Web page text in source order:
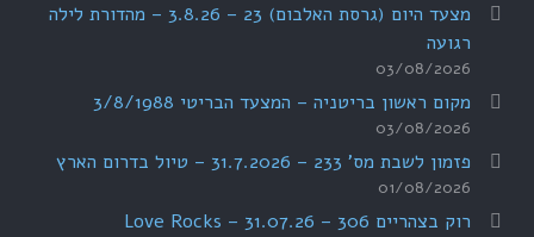
מצעד היום (גרסת האלבום) 23 – 3.8.26 – מהדורת לילה
רגועה
03/08/2026
מקום ראשון בריטניה – המצעד הבריטי 3/8/1988
03/08/2026
פזמון לשבת מס' 233 – 31.7.2026 – טיול בדרום הארץ
01/08/2026
רוק בצהריים 306 – 31.07.26 – Love Rocks